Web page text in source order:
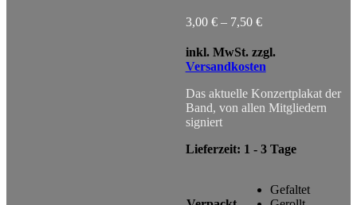
3,00 €– 7,50 €
inkl. MwSt. zzgl.
Versandkosten
Das aktuelle Konzertplakat der
Band, von allen Mitgliedern
signiert
Lieferzeit: 1 - 3 Tage
Gefaltet